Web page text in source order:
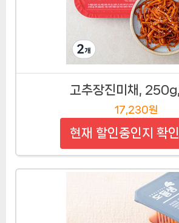
고추장진미채,
17,230원
현재 할인중인지 확인